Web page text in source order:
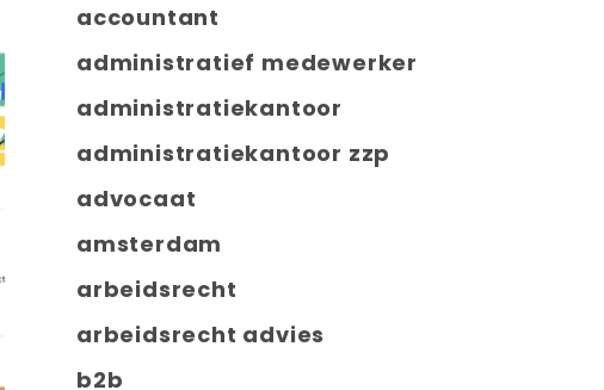
accountant
administratief medewerker
administratiekantoor
administratiekantoor zzp
advocaat
amsterdam
arbeidsrecht
arbeidsrecht advies
b2b